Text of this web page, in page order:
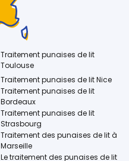
Traitement punaises de lit
Toulouse
Traitement punaises de lit Nice
Traitement punaises de lit
Bordeaux
Traitement punaises de lit
Strasbourg
Traitement des punaises de lit à
Marseille
Le traitement des punaises de lit